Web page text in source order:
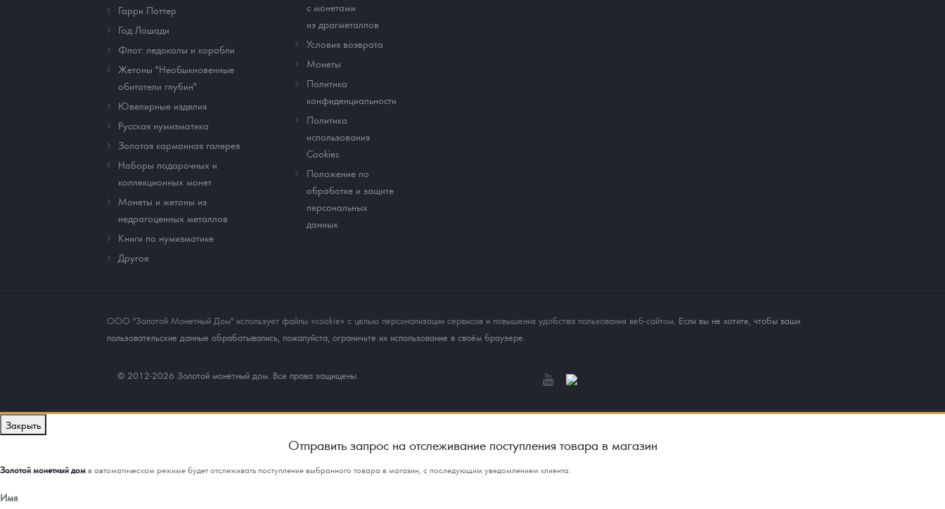
Гарри Поттер
Год Лошади
Флот: ледоколы и корабли
Жетоны "Необыкновенные
обитатели глубин"
Ювелирные изделия
Русская нумизматика
Золотая карманная галерея
Наборы подарочных и
коллекционных монет
Монеты и жетоны из
недрагоценных металлов
Книги по нумизматике
Другое
с монетами
из драгметаллов
Условия возврата
Монеты
Политика
конфиденциальности
Политика
использования
Cookies
Положение по
обработке и защите
персональных
данных
ООО "Золотой Монетный Дом" использует файлы «cookie» с целью персонализации сервисов и повышения удобства пользования веб-сайтом . Если вы не хотите, чтобы ваши
пользовательские данные обрабатывались, пожалуйста, ограничьте их использование в своём браузере.
© 2012-2026 Золотой монетный дом. Все права защищены
Закрыть
Отправить запрос на отслеживание поступления товара в магазин
Золотой монетный домв автоматическом режиме будет отслеживать поступление выбранного товара в магазин, с последующим уведомлением клиента.
Имя